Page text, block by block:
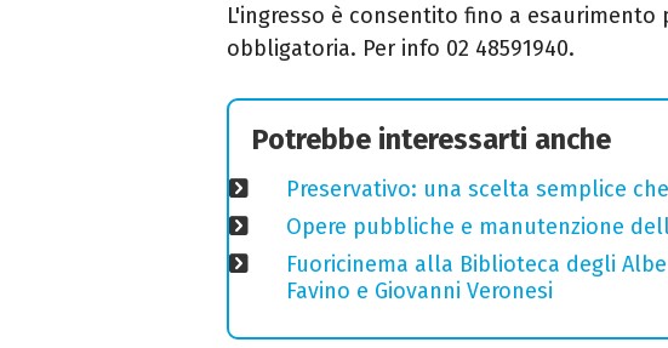
L'ingresso è consentito fino a esaurimento
obbligatoria. Per info 02 48591940.
Potrebbe interessarti anche
Preservativo: una scelta semplice
Opere pubbliche e manutenzione
Fuoricinema alla Biblioteca degli
Favino e Giovanni Veronesi